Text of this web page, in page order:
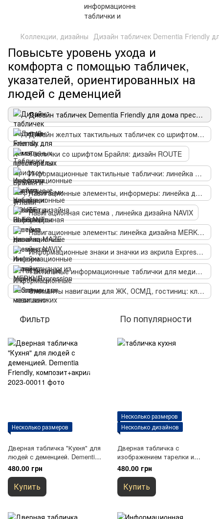
Коллекции, дизайны Дизайн табличек Dementia Friendly
Повысьте уровень ухода и
комфорта с помощью табличек,
указателей, ориентированных на
людей с деменцией
Дизайн табличек Dementia Friendly для дома престарелых
Дизайн желтых тактильных табличек со шрифтом Брайля и закругленными углами
Таблички со шрифтом Брайля: дизайн ROUTE
Информационные тактильные таблички: линейка дизайна ELEGANT
Навигационные элементы, информеры: линейка дизайна MAZE
Навигационная система , линейка дизайна NAVIX
Навигационные элементы: линейка дизайна MERKUR
Информационные знаки и значки из акрила Expression
Тактильные информационные таблички для медицинских учреждений со шрифтом Брайля
Элементы навигации для ЖК, ОСМД, гостиниц: классический дизайн Numi
Фильтр По популярности
Несколько размеров
Дверная табличка "Кухня" для
людей с деменцией. Dementia
Friendly, композит+акрил
480.00 грн
Купить
Несколько размеров
Несколько дизайнов
Дверная табличка с
изображением тарелки и
приборов и текстом
"Столовая/Кухня" для людей с
деменцией. Dementia Friendly,
композит+акрил
480.00 грн
Купить